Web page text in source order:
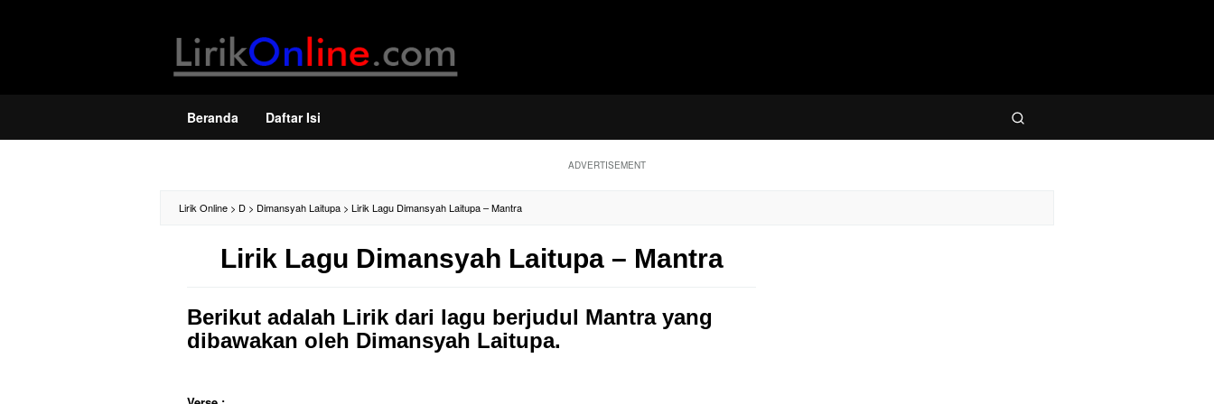
Beranda Daftar Isi
ADVERTISEMENT
Lirik Online > D > Dimansyah Laitupa > Lirik Lagu Dimansyah Laitupa – Mantra
Lirik Lagu Dimansyah Laitupa – Mantra
Berikut adalah Lirik dari lagu berjudul Mantra yang
dibawakan oleh Dimansyah Laitupa.